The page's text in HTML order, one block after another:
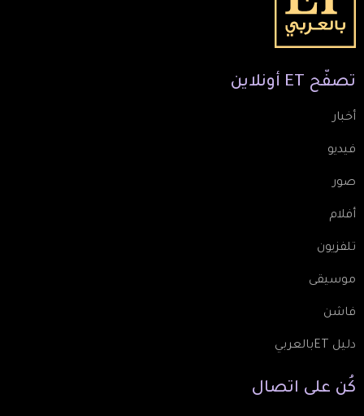
تصفّح ET أونلاين
أخبار
فيديو
صور
أفلام
تلفزيون
موسيقى
فاشن
دليل ETبالعربي
كُن على اتصال